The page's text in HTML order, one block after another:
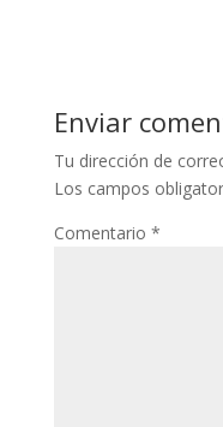
Enviar
Tu dirección de
Los campos
Comentario *